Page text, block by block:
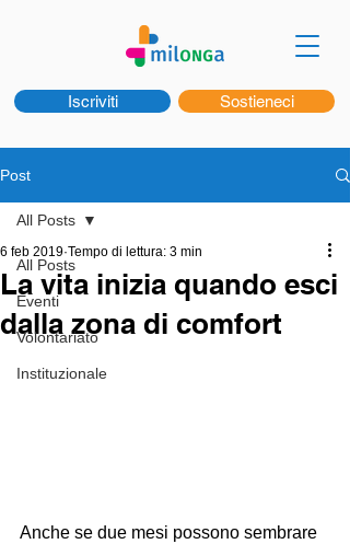
Iscriviti Sostieneci
Post
All Posts
Eventi
Volontariato
Instituzionale
All Posts
La vita inizia quando esci
dalla zona di comfort
6 feb 2019 Tempo di lettura: 3 min
Anche se due mesi possono sembrare